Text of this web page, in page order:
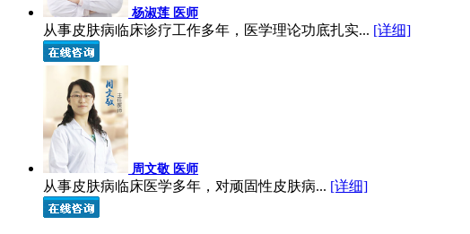
杨淑莲 医师
从事皮肤病临床诊疗工作多年，医学理论功底扎实... [详细]
周文敬 医师
从事皮肤病临床医学多年，对顽固性皮肤病... [详细]